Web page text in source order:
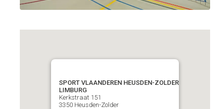
SPORT VLAANDEREN HEUSDEN-ZOLDER VELODROOM
LIMBURG
Kerkstraat 151
3350 Heusden-Zolder